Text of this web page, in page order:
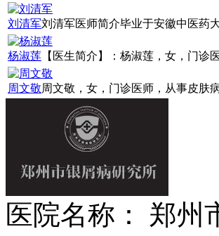
刘清军刘清军医师简介毕业于安徽中医药
杨淑莲 【医生简介】：杨淑莲，女，门诊
周文敬周文敬，女，门诊医师，从事皮肤
医院名称： 郑州